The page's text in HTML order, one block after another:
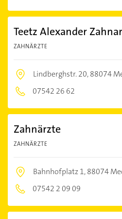
Teetz Alexander
ZAHNÄRZTE
Lindberghstr. 20,88074
07542 26 62
Zahnärzte
ZAHNÄRZTE
Bahnhofplatz 1,88074
07542 2 09 09